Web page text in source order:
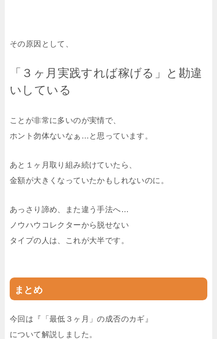
その原因として、
「３ヶ月実践すれば稼げる」と勘違
いしている
ことが非常に多いのが実情で、
ホント勿体ないなぁ…と思っています。
あと１ヶ月取り組み続けていたら、
金額が大きくなっていたかもしれないのに。
あっさり諦め、また違う手法へ…
ノウハウコレクターから脱せない
タイプの人は、これが大半です。
まとめ
今回は『「最低３ヶ月」の成否のカギ』
について解説しました。